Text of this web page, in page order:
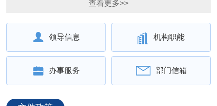
查看更多>>
领导信息 机构职能
办事服务 部门信箱